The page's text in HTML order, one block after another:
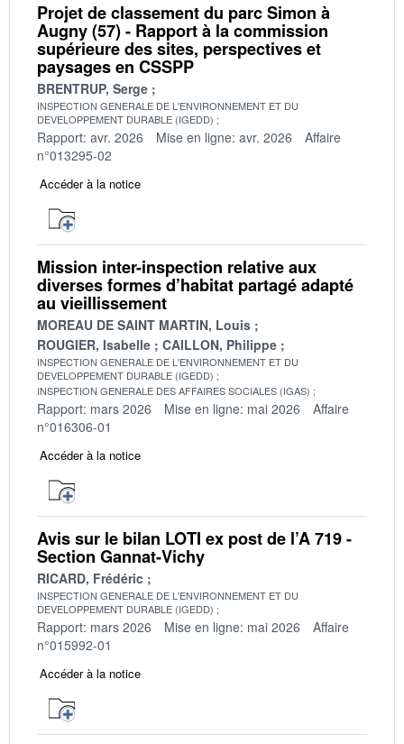
Projet de classement du parc Simon à
Augny (57) - Rapport à la commission
supérieure des sites, perspectives et
paysages en CSSPP
BRENTRUP, Serge
INSPECTION GENERALE DE L'ENVIRONNEMENT ET DU
DEVELOPPEMENT DURABLE (IGEDD)
Rapport: avr. 2026 Mise en ligne: avr. 2026
Affaire
n°013295-02
Accéder à la notice
Mission inter-inspection relative aux
diverses formes d’habitat partagé adapté
au vieillissement
MOREAU DE SAINT MARTIN, Louis
ROUGIER, Isabelle
CAILLON, Philippe
INSPECTION GENERALE DE L'ENVIRONNEMENT ET DU
DEVELOPPEMENT DURABLE (IGEDD)
INSPECTION GENERALE DES AFFAIRES SOCIALES (IGAS)
Rapport: mars 2026 Mise en ligne: mai 2026
Affaire
n°016306-01
Accéder à la notice
Avis sur le bilan LOTI ex post de l’A 719 -
Section Gannat-Vichy
RICARD, Frédéric
INSPECTION GENERALE DE L'ENVIRONNEMENT ET DU
DEVELOPPEMENT DURABLE (IGEDD)
Rapport: mars 2026 Mise en ligne: mai 2026
Affaire
n°015992-01
Accéder à la notice